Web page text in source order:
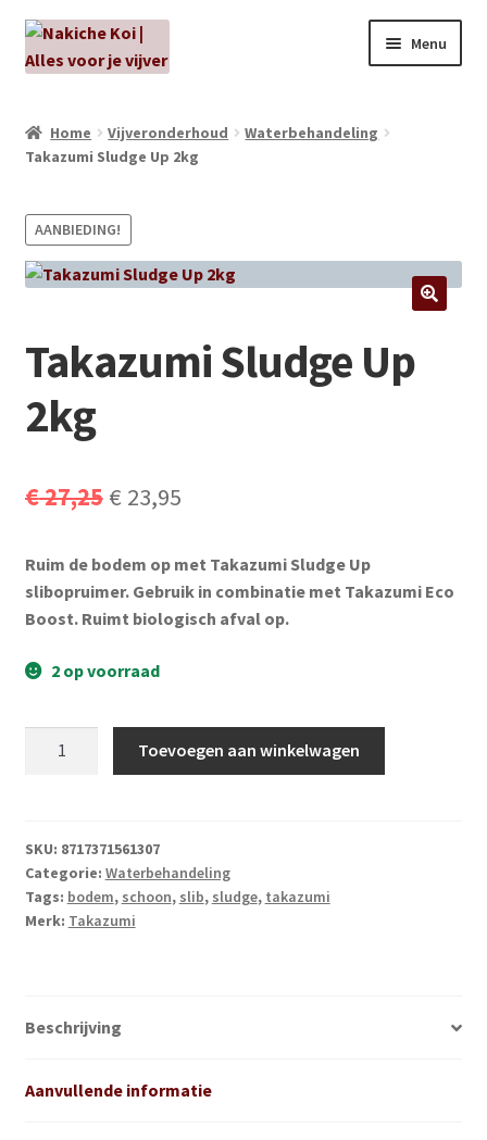
Ga
door
Ga
naar
Menu
Kabouters
Algenbehandeling
Aanbiedingen
Vijverpompen en vijverfilters
Vijverdecoratie en tuindecoratie
Vijveronderhoud
Tuinonderhoud
Voor vissen
Overige
Buxus
Kerst
Home Vijveronderhoud
Waterbehandeling
Takazumi Sludge Up 2kg
AANBIEDING!
Takazumi Sludge Up
2kg
€27,25 Oorspronkelijke
was:
€ 27,25.
€ 23,95Huidige
is:
€ 23,95.
Ruim de bodem op met Takazumi Sludge Up
slibopruimer. Gebruik in combinatie met Takazumi Eco
Boost. Ruimt biologisch afval op.
2 op voorraad
aantal
Toevoegen aan winkelwagen
SKU: 8717371561307
Categorie: Waterbehandeling
Tags: bodem, schoon, slib, sludge, takazumi
Merk: Takazumi
Beschrijving
Aanvullende informatie